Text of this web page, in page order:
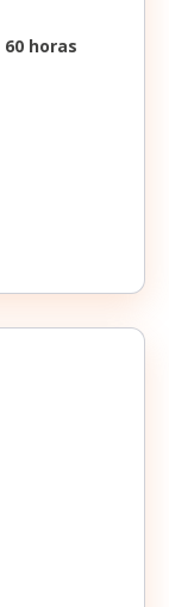
60 horas